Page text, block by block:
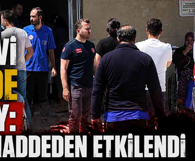
Makedonya ve
Sırbistan’a Uğurlandı